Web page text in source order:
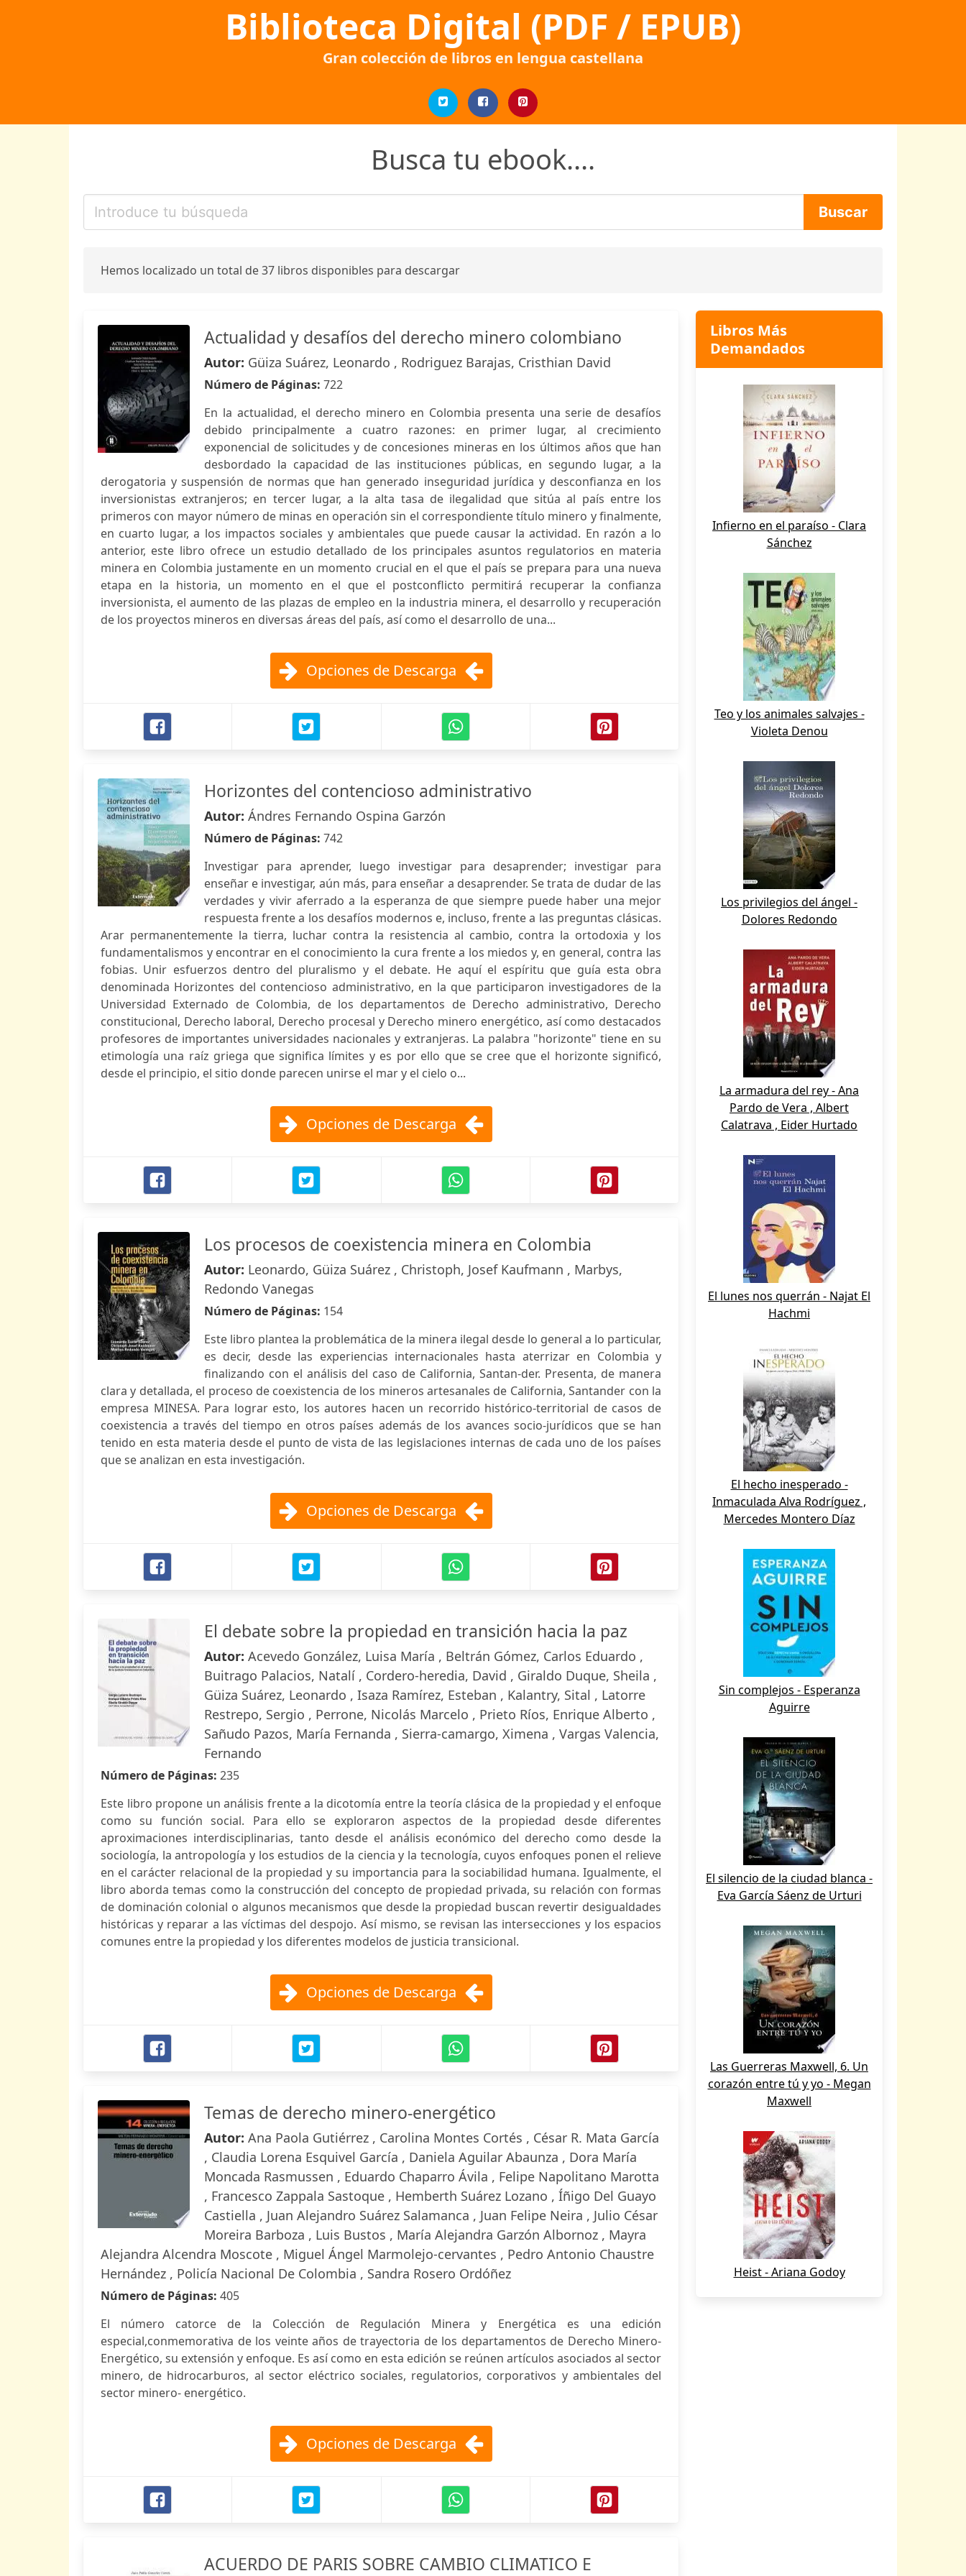
Biblioteca Digital (PDF / EPUB)
Gran colección de libros en lengua castellana
Busca tu ebook....
Hemos localizado un total de 37 libros disponibles para descargar
Actualidad y desafíos del derecho minero colombiano
Autor: Güiza Suárez, Leonardo , Rodriguez Barajas, Cristhian David
Número de Páginas: 722
En la actualidad, el derecho minero en Colombia presenta una serie de desafíos
debido principalmente a cuatro razones: en primer lugar, al crecimiento
exponencial de solicitudes y de concesiones mineras en los últimos años que han
desbordado la capacidad de las instituciones públicas, en segundo lugar, a la
derogatoria y suspensión de normas que han generado inseguridad jurídica y desconfianza en los
inversionistas extranjeros; en tercer lugar, a la alta tasa de ilegalidad que sitúa al país entre los
primeros con mayor número de minas en operación sin el correspondiente título minero y finalmente,
en cuarto lugar, a los impactos sociales y ambientales que puede causar la actividad. En razón a lo
anterior, este libro ofrece un estudio detallado de los principales asuntos regulatorios en materia
minera en Colombia justamente en un momento crucial en el que el país se prepara para una nueva
etapa en la historia, un momento en el que el postconflicto permitirá recuperar la confianza
inversionista, el aumento de las plazas de empleo en la industria minera, el desarrollo y recuperación
de los proyectos mineros en diversas áreas del país, así como el desarrollo de una...
Opciones de Descarga
Horizontes del contencioso administrativo
Autor: Ándres Fernando Ospina Garzón
Número de Páginas: 742
Investigar para aprender, luego investigar para desaprender; investigar para
enseñar e investigar, aún más, para enseñar a desaprender. Se trata de dudar de las
verdades y vivir aferrado a la esperanza de que siempre puede haber una mejor
respuesta frente a los desafíos modernos e, incluso, frente a las preguntas clásicas.
Arar permanentemente la tierra, luchar contra la resistencia al cambio, contra la ortodoxia y los
fundamentalismos y encontrar en el conocimiento la cura frente a los miedos y, en general, contra las
fobias. Unir esfuerzos dentro del pluralismo y el debate. He aquí el espíritu que guía esta obra
denominada Horizontes del contencioso administrativo, en la que participaron investigadores de la
Universidad Externado de Colombia, de los departamentos de Derecho administrativo, Derecho
constitucional, Derecho laboral, Derecho procesal y Derecho minero energético, así como destacados
profesores de importantes universidades nacionales y extranjeras. La palabra "horizonte" tiene en su
etimología una raíz griega que significa límites y es por ello que se cree que el horizonte significó,
desde el principio, el sitio donde parecen unirse el mar y el cielo o...
Opciones de Descarga
Los procesos de coexistencia minera en Colombia
Autor: Leonardo, Güiza Suárez , Christoph, Josef Kaufmann , Marbys,
Redondo Vanegas
Número de Páginas: 154
Este libro plantea la problemática de la minera ilegal desde lo general a lo particular,
es decir, desde las experiencias internacionales hasta aterrizar en Colombia y
finalizando con el análisis del caso de California, Santan-der. Presenta, de manera
clara y detallada, el proceso de coexistencia de los mineros artesanales de California, Santander con la
empresa MINESA. Para lograr esto, los autores hacen un recorrido histórico-territorial de casos de
coexistencia a través del tiempo en otros países además de los avances socio-jurídicos que se han
tenido en esta materia desde el punto de vista de las legislaciones internas de cada uno de los países
que se analizan en esta investigación.
Opciones de Descarga
El debate sobre la propiedad en transición hacia la paz
Autor: Acevedo González, Luisa María , Beltrán Gómez, Carlos Eduardo ,
Buitrago Palacios, Natalí , Cordero-heredia, David , Giraldo Duque, Sheila ,
Güiza Suárez, Leonardo , Isaza Ramírez, Esteban , Kalantry, Sital , Latorre
Restrepo, Sergio , Perrone, Nicolás Marcelo , Prieto Ríos, Enrique Alberto ,
Sañudo Pazos, María Fernanda , Sierra-camargo, Ximena , Vargas Valencia,
Fernando
Número de Páginas: 235
Este libro propone un análisis frente a la dicotomía entre la teoría clásica de la propiedad y el enfoque
como su función social. Para ello se exploraron aspectos de la propiedad desde diferentes
aproximaciones interdisciplinarias, tanto desde el análisis económico del derecho como desde la
sociología, la antropología y los estudios de la ciencia y la tecnología, cuyos enfoques ponen el relieve
en el carácter relacional de la propiedad y su importancia para la sociabilidad humana. Igualmente, el
libro aborda temas como la construcción del concepto de propiedad privada, su relación con formas
de dominación colonial o algunos mecanismos que desde la propiedad buscan revertir desigualdades
históricas y reparar a las víctimas del despojo. Así mismo, se revisan las intersecciones y los espacios
comunes entre la propiedad y los diferentes modelos de justicia transicional.
Opciones de Descarga
Temas de derecho minero-energético
Autor: Ana Paola Gutiérrez , Carolina Montes Cortés , César R. Mata García
, Claudia Lorena Esquivel García , Daniela Aguilar Abaunza , Dora María
Moncada Rasmussen , Eduardo Chaparro Ávila , Felipe Napolitano Marotta
, Francesco Zappala Sastoque , Hemberth Suárez Lozano , Íñigo Del Guayo
Castiella , Juan Alejandro Suárez Salamanca , Juan Felipe Neira , Julio César
Moreira Barboza , Luis Bustos , María Alejandra Garzón Albornoz , Mayra
Alejandra Alcendra Moscote , Miguel Ángel Marmolejo-cervantes , Pedro Antonio Chaustre
Hernández , Policía Nacional De Colombia , Sandra Rosero Ordóñez
Número de Páginas: 405
El número catorce de la Colección de Regulación Minera y Energética es una edición
especial,conmemorativa de los veinte años de trayectoria de los departamentos de Derecho Minero-
Energético, su extensión y enfoque. Es así como en esta edición se reúnen artículos asociados al sector
minero, de hidrocarburos, al sector eléctrico sociales, regulatorios, corporativos y ambientales del
sector minero- energético.
Opciones de Descarga
ACUERDO DE PARIS SOBRE CAMBIO CLIMATICO E
Libros Más
Demandados
Infierno en el paraíso - Clara
Sánchez
Teo y los animales salvajes -
Violeta Denou
Los privilegios del ángel -
Dolores Redondo
La armadura del rey - Ana
Pardo de Vera , Albert
Calatrava , Eider Hurtado
El lunes nos querrán - Najat El
Hachmi
El hecho inesperado -
Inmaculada Alva Rodríguez ,
Mercedes Montero Díaz
Sin complejos - Esperanza
Aguirre
El silencio de la ciudad blanca -
Eva García Sáenz de Urturi
Las Guerreras Maxwell, 6. Un
corazón entre tú y yo - Megan
Maxwell
Heist - Ariana Godoy